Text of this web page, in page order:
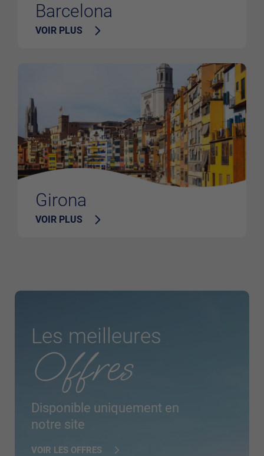
Barcelona
VOIR PLUS
Girona
VOIR PLUS
Les meilleures
Offres
Disponible uniquement en
notre site
VOIR LES OFFRES